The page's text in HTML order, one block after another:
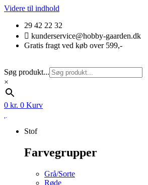
Videre til indhold
29 42 22 32
kunderservice@hobby-gaarden.dk
Gratis fragt ved køb over 599,-
Søg produkt...
×
0 kr. 0 Kurv
Stof
Farvegrupper
Grå/Sorte
Røde